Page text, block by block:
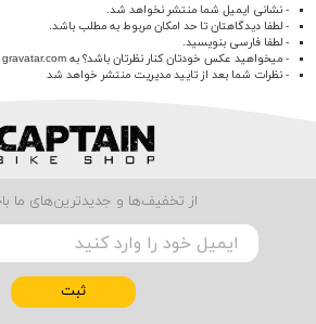
- نشانی ایمیل شما منتشر نخواهد شد.
- لطفا دیدگاهتان تا حد امکان مربوط به مطلب باشد.
- لطفا فارسی بنویسید.
- میخواهید عکس خودتان کنار نظرتان باشد؟ به gravatar.com
- نظرات شما بعد از تایید مدیریت منتشر خواهد شد
از تخفیف‌ها و جدیدترین‌های ما
ثبت